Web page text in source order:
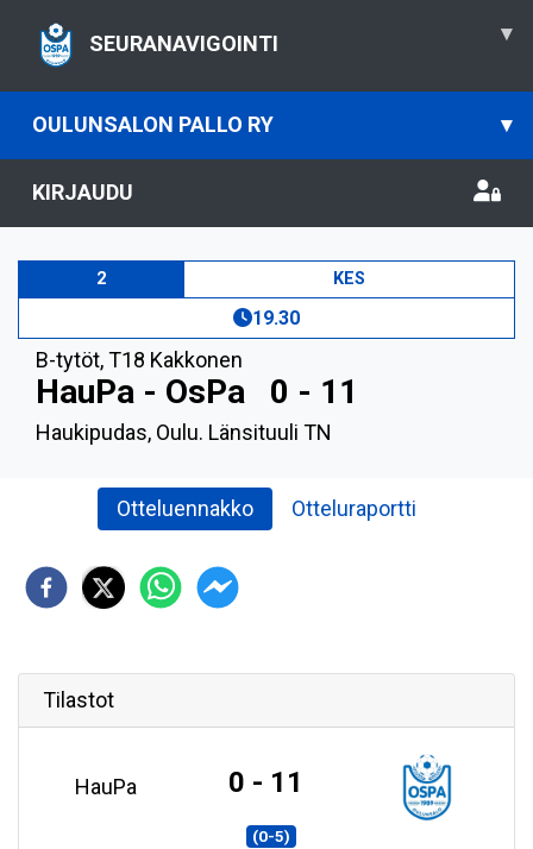
SEURANAVIGOINTI ▾
OULUNSALON PALLO RY ▾
KIRJAUDU
2 KES
19.30
B-tytöt,T18 Kakkonen
HauPa - OsPa 0 - 11
Haukipudas, Oulu. Länsituuli TN
Otteluennakko Otteluraportti
Tilastot
HauPa 0 - 11
(0-5)